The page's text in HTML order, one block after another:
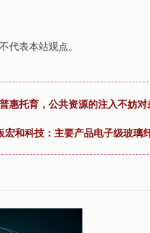
代表本站观点。
惠托育，公共资源的注入不妨
宏和科技：主要产品电子级玻